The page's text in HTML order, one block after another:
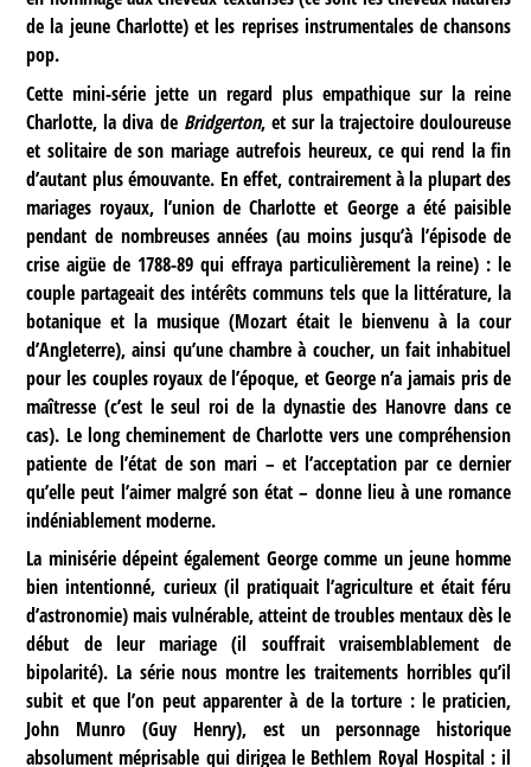
de la jeune Charlotte) et les reprises instrumentales de chansons
pop.
Cette mini-série jette un regard plus empathique sur la reine
Charlotte, la diva de Bridgerton, et sur la trajectoire douloureuse
et solitaire de son mariage autrefois heureux, ce qui rend la fin
d’autant plus émouvante. En effet, contrairement à la plupart des
mariages royaux, l’union de Charlotte et George a été paisible
pendant de nombreuses années (au moins jusqu’à l’épisode de
crise aigüe de 1788-89 qui effraya particulièrement la reine) : le
couple partageait des intérêts communs tels que la littérature, la
botanique et la musique (Mozart était le bienvenu à la cour
d’Angleterre), ainsi qu’une chambre à coucher, un fait inhabituel
pour les couples royaux de l’époque, et George n’a jamais pris de
maîtresse (c’est le seul roi de la dynastie des Hanovre dans ce
cas). Le long cheminement de Charlotte vers une compréhension
patiente de l’état de son mari – et l’acceptation par ce dernier
qu’elle peut l’aimer malgré son état – donne lieu à une romance
indéniablement moderne.
La minisérie dépeint également George comme un jeune homme
bien intentionné, curieux (il pratiquait l’agriculture et était féru
d’astronomie) mais vulnérable, atteint de troubles mentaux dès le
début de leur mariage (il souffrait vraisemblablement de
bipolarité). La série nous montre les traitements horribles qu’il
subit et que l’on peut apparenter à de la torture : le praticien,
John Munro (Guy Henry), est un personnage historique
absolument méprisable qui dirigea le Bethlem Royal Hospital : il